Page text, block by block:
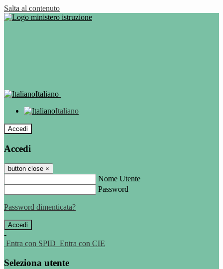
Salta al contenuto
Italiano
Italiano
Accedi
Accedi
button close ×
Nome Utente
Password
Password dimenticata?
-
Entra con SPID Entra con CIE
Seleziona utente